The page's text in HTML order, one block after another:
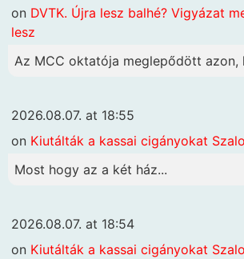
on DVTK. Újra lesz balhé? Vigyázat
lesz
Az MCC oktatója meglepődött azon,
2026.08.07. at 18:55
on Kiutálták a kassai cigányokat
Most hogy az a két ház...
2026.08.07. at 18:54
on Kiutálták a kassai cigányokat